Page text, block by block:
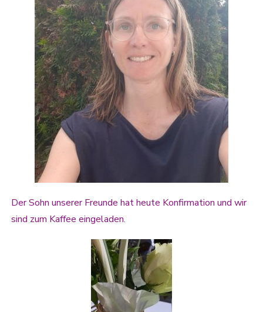
Der Sohn unserer Freunde hat heute Konfirmation und wir
sind zum Kaffee eingeladen.